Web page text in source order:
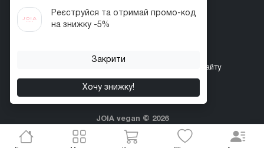
Перший веган nail-бренд в Україні!
Карта сайту
JOIA vegan © 2026
Реєструйся та отримай промо-код
на знижку -5%
Закрити
Хочу знижку!